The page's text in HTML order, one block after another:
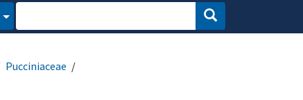
Pucciniaceae